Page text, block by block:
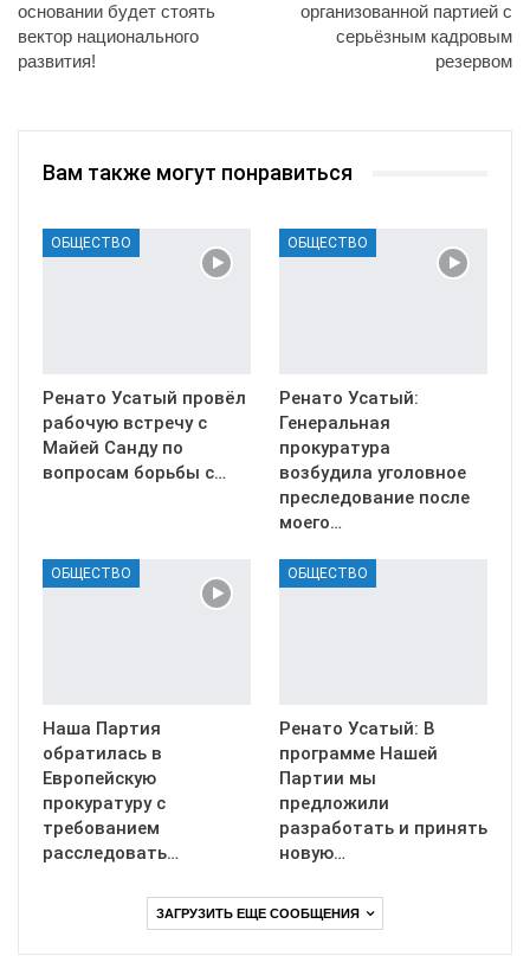
основании будет стоять
вектор национального
развития!
организованной партией с
серьёзным кадровым
резервом
Вам также могут понравиться
ОБЩЕСТВО
Ренато Усатый провёл
рабочую встречу с
Майей Санду по
вопросам борьбы с…
ОБЩЕСТВО
Ренато Усатый:
Генеральная
прокуратура
возбудила уголовное
преследование после
моего…
ОБЩЕСТВО
Наша Партия
обратилась в
Европейскую
прокуратуру с
требованием
расследовать…
ОБЩЕСТВО
Ренато Усатый: В
программе Нашей
Партии мы
предложили
разработать и принять
новую…
ЗАГРУЗИТЬ ЕЩЕ СООБЩЕНИЯ